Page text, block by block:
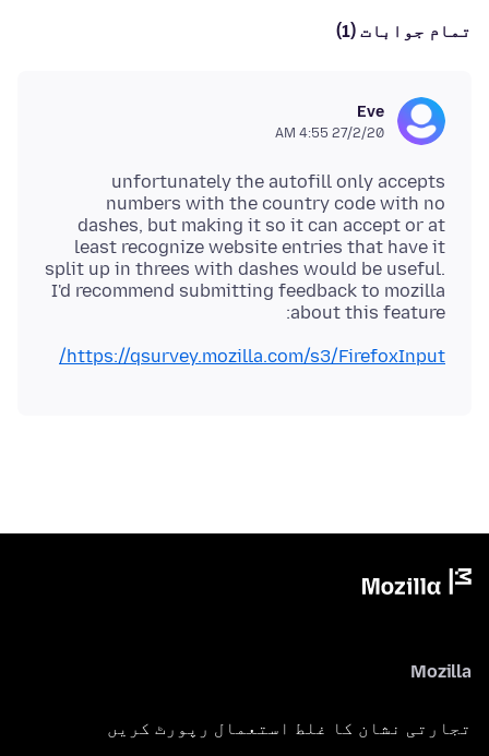
تمام جوابات (1)
Eve
27/2/20 4:55 AM
unfortunately the autofill only accepts
numbers with the country code with no
dashes, but making it so it can accept or at
least recognize website entries that have it
split up in threes with dashes would be useful.
I'd recommend submitting feedback to mozilla
about this feature:
https://qsurvey.mozilla.com/s3/FirefoxInput/
Mozilla
تجارتی نشان کا غلط استعمال رپورٹ کریں